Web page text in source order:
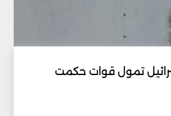
تمول قوات حكمت